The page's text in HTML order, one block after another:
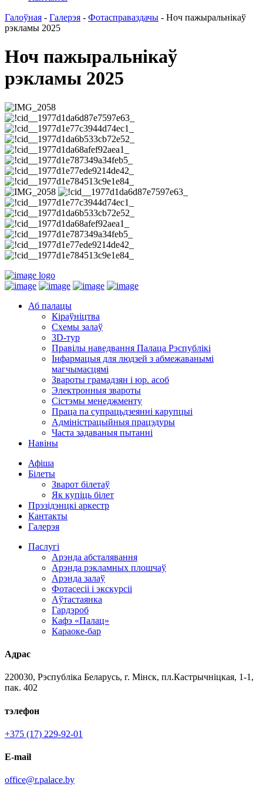
Галоўная - Галерэя - Фотасправаздачы - Ноч пажыральнікаў
рэкламы 2025
Ноч пажыральнікаў
рэкламы 2025
Аб палацы
Кіраўніцтва
Схемы залаў
3D-тур
Правілы наведвання Палаца Рэспублікі
Інфармацыя для людзей з абмежаванымі
магчымасцямі
Звароты грамадзян і юр. асоб
Электронныя звароты
Сістэмы менеджменту
Праца па супрацьдзеянні карупцыі
Адміністрацыйныя працэдуры
Часта задаваныя пытанні
Навіны
Афіша
Білеты
Зварот білетаў
Як купіць білет
Прэзідэнцкі аркестр
Кантакты
Галерэя
Паслугі
Арэнда абсталявання
Арэнда рэкламных плошчаў
Арэнда залаў
Фотасесіі і экскурсіі
Аўтастаянка
Гардэроб
Кафэ «Палац»
Караоке-бар
Адрас
220030, Рэспубліка Беларусь, г. Мінск, пл.Кастрычніцкая, 1-1,
пак. 402
тэлефон
+375 (17) 229-92-01
E-mail
office@r.palace.by